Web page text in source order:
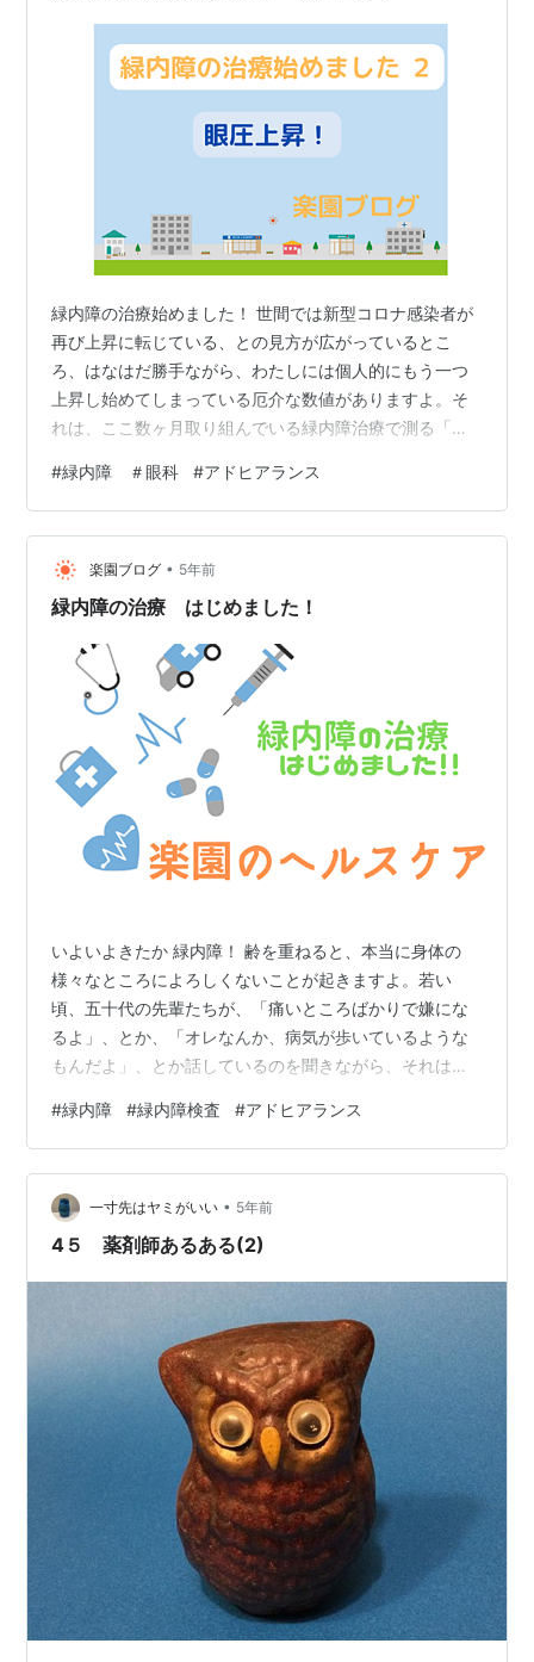
緑内障の治療始めました！ 世間では新型コロナ感染者が
再び上昇に転じている、との見方が広がっているとこ
ろ、はなはだ勝手ながら、わたしには個人的にもう一つ
上昇し始めてしまっている厄介な数値がありますよ。そ
れは、ここ数ヶ月取り組んでいる緑内障治療で測る「眼
を、というご指摘を受けたわたしは、本当にしぶしぶ眼
科に赴いたところ、両眼とも28㎜Hgという極めて高い数
値をたたき出してしまい、敢えなくわたしは緑内障治療
を始めたのでした。 眼圧再び上昇！ 処方された薬は、
「エイベリス点眼液0.002%」というもので、かの有名な
#緑内障 ＃眼科 #アドヒアランス
楽園ブログ • 5年前
緑内障の治療 はじめました！
いよいよきたか 緑内障！ 齢を重ねると、本当に身体の
様々なところによろしくないことが起きますよ。若い
頃、五十代の先輩たちが、「痛いところばかりで嫌にな
るよ」、とか、「オレなんか、病気が歩いているような
もんだよ」、とか話しているのを聞きながら、それはそ
いた私ですが、とうとう自分がそうなってしまいました
よ。毎年、人間ドックを受けていますが、そのたびに新
しい病気が、ラインナップに加わる感じです。血圧、そ
して血糖値、と順調にコマを進めてきた私の次なるお相
手は、「緑内障」でしたよ。いよいよか～って感じで
#緑内障 #緑内障検査 #アドヒアランス
一寸先はヤミがいい • 5年前
4５ 薬剤師あるある(2)